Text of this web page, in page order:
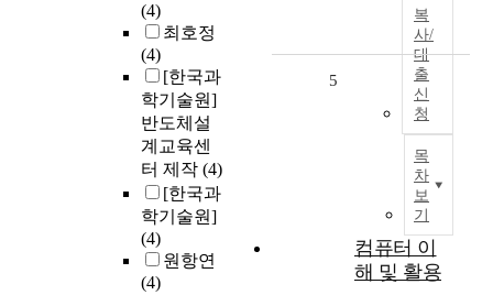
(4)
최호정
(4)
[한국과
학기술원]
반도체설
계교육센
터 제작 (4)
[한국과
학기술원]
(4)
원항연
(4)
복
사/
대
출
신
청
목
차
보
기
5
컴퓨터 이
해 및 활용